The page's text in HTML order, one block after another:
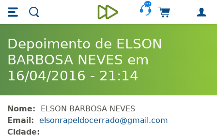
Skip main navigation
Skip to main content
Unieducar
Carrinho de
Depoimento de ELSON
BARBOSA NEVES em
16/04/2016 - 21:14
Nome:
ELSON BARBOSA NEVES
Email:
elsonrapeldocerrado@gmail.com
Cidade: